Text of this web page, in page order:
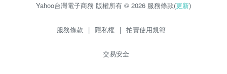
Yahoo台灣電子商務 版權所有 © 2026 服務條款(更新)
服務條款 | 隱私權 | 拍賣使用規範
交易安全